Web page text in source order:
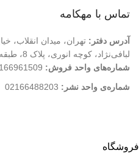
تماس با مهکامه
آدرس دفتر: تهران، میدان انقلاب،
لبافی‌نژاد، کوچه انوری، پلاک 8، طبقه دوم
شماره‌های واحد فروش: 02166961509 و
شماره‌‌ی واحد نشر:
فروشگاه